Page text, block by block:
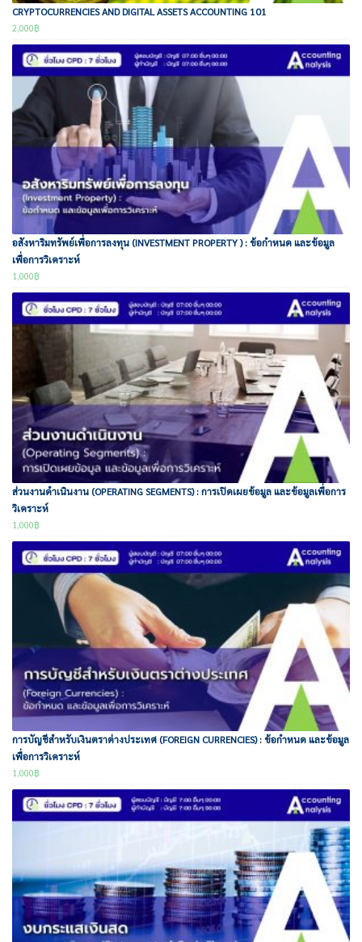
CRYPTOCURRENCIES AND DIGITAL ASSETS ACCOUNTING 101
2,000฿
อสังหาริมทรัพย์เพื่อการลงทุน (INVESTMENT PROPERTY ) : ข้อกำหนด และข้อมูล
เพื่อการวิเคราะห์
1,000฿
ส่วนงานดำเนินงาน (OPERATING SEGMENTS) : การเปิดเผยข้อมูล และข้อมูลเพื่อการ
วิเคราะห์
1,000฿
การบัญชีสำหรับเงินตราต่างประเทศ (FOREIGN CURRENCIES) : ข้อกำหนด และข้อมูล
เพื่อการวิเคราะห์
1,000฿